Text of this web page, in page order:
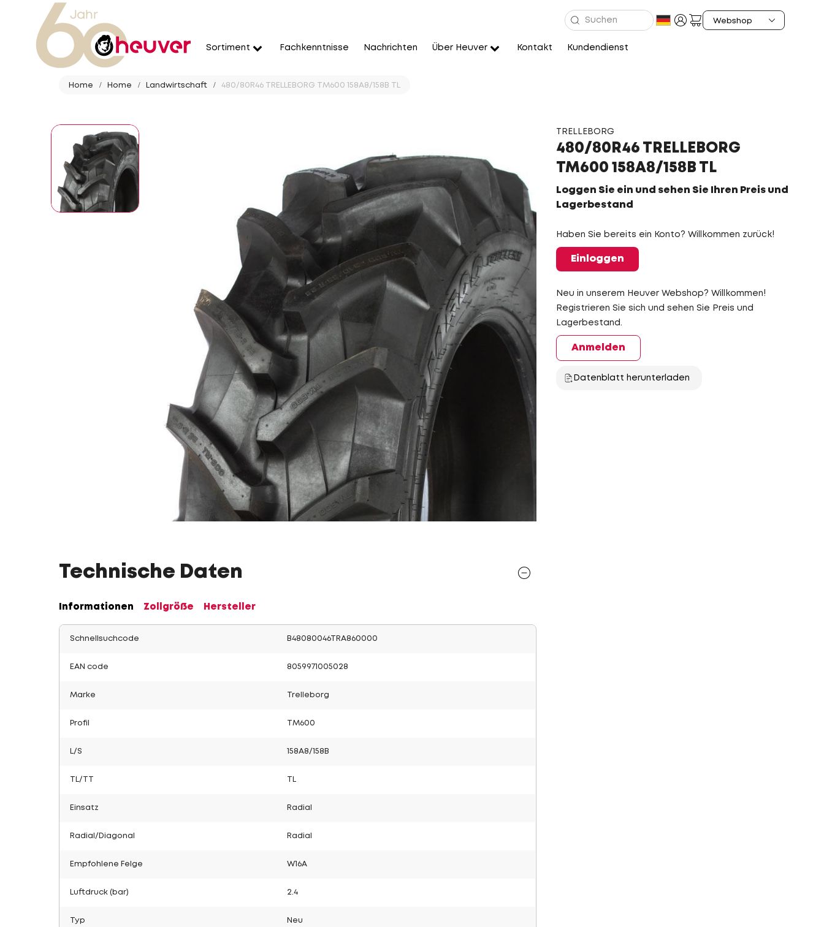
Sortiment Fachkenntnisse Nachrichten Über Heuver Kontakt Kundendienst
Home Home Landwirtschaft 480/80R46 TRELLEBORG TM600 158A8/158B TL
TRELLEBORG
480/80R46 TRELLEBORG
TM600 158A8/158B TL
Loggen Sie ein und sehen Sie Ihren Preis und
Lagerbestand
Haben Sie bereits ein Konto? Willkommen zurück!
Einloggen
Neu in unserem Heuver Webshop? Willkommen!
Registrieren Sie sich und sehen Sie Preis und
Lagerbestand.
Anmelden
Datenblatt herunterladen
Technische Daten
Informationen Zollgröße Hersteller
Schnellsuchcode B48080046TRA860000
EAN code 8059971005028
Marke Trelleborg
Profil TM600
L/S 158A8/158B
TL/TT
Einsatz Radial
Radial/Diagonal Radial
Empfohlene Felge W16A
Luftdruck (bar) 2.4
Typ Neu